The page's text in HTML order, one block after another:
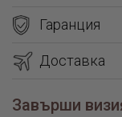
не е твърде
които са се
Гаранция
Доставка
Завърши